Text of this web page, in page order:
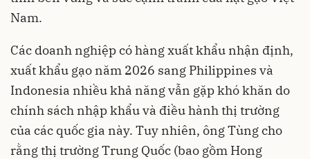
Nam.
Các doanh nghiệp có hàng xuất khẩu nhận định,
xuất khẩu gạo năm 2026 sang Philippines và
Indonesia nhiều khả năng vẫn gặp khó khăn do
chính sách nhập khẩu và điều hành thị trường
của các quốc gia này. Tuy nhiên, ông Tùng cho
rằng thị trường Trung Quốc (bao gồm Hong